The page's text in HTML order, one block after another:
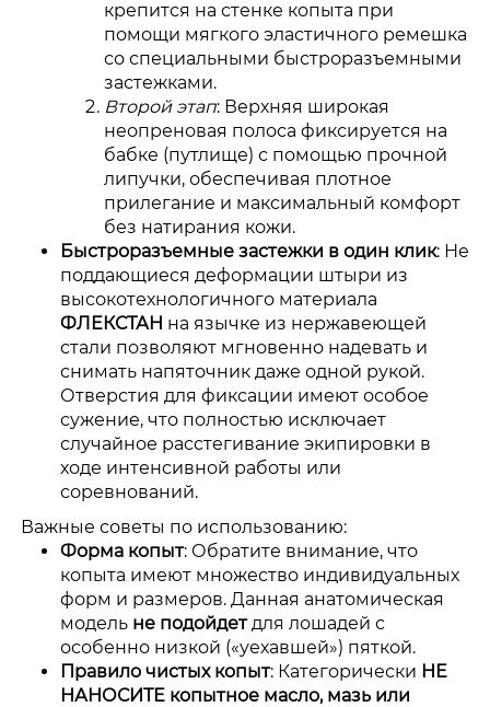
крепится на стенке копыта при
помощи мягкого эластичного ремешка
со специальными быстроразъемными
застежками.
Второй этап: Верхняя широкая
неопреновая полоса фиксируется на
бабке (путлище) с помощью прочной
липучки, обеспечивая плотное
прилегание и максимальный комфорт
без натирания кожи.
Быстроразъемные застежки в один клик: Не
поддающиеся деформации штыри из
высокотехнологичного материала
ФЛЕКСТАН на язычке из нержавеющей
стали позволяют мгновенно надевать и
снимать напяточник даже одной рукой.
Отверстия для фиксации имеют особое
сужение, что полностью исключает
случайное расстегивание экипировки в
ходе интенсивной работы или
соревнований.
Важные советы по использованию:
Форма копыт: Обратите внимание, что
копыта имеют множество индивидуальных
форм и размеров. Данная анатомическая
модель не подойдетдля лошадей с
особенно низкой («уехавшей») пяткой.
Правило чистых копыт: Категорически НЕ
НАНОСИТЕ копытное масло, мазь или